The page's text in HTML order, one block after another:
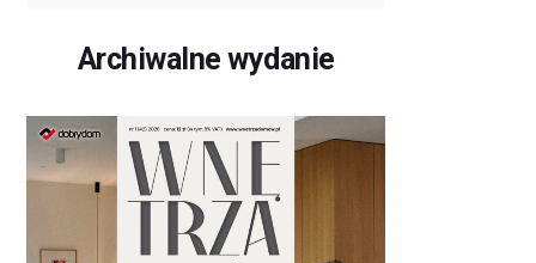
Archiwalne wydanie